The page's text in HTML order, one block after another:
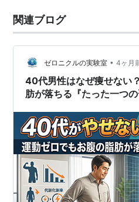
関連ブログ
ゼロニクルの実験室 • 4ヶ月
40代男性はなぜ痩せない
肪が落ちる『たった一つの